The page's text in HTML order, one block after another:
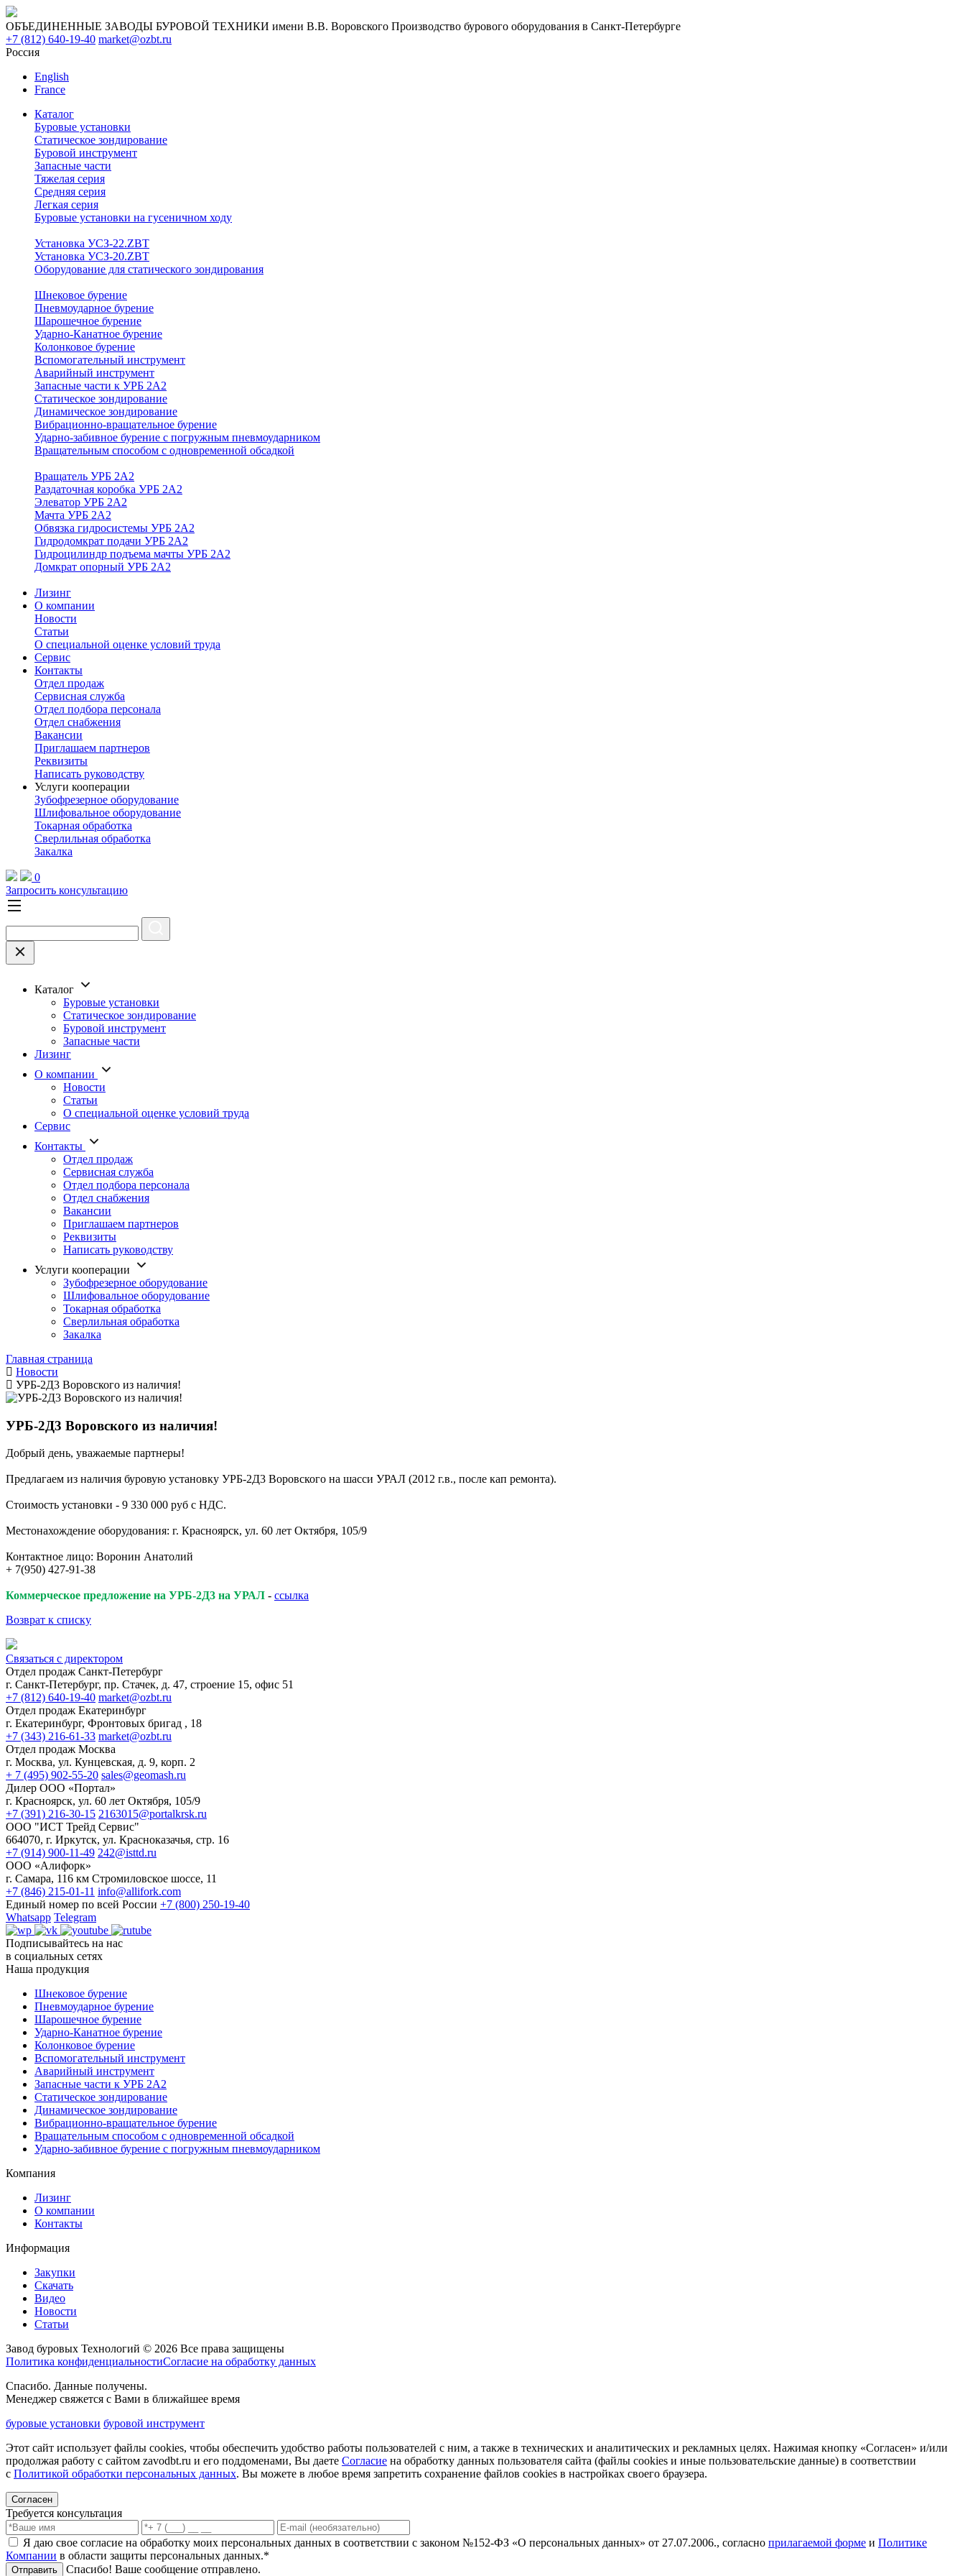
ОБЪЕДИНЕННЫЕ ЗАВОДЫ БУРОВОЙ ТЕХНИКИ имени В.В. Воровского Производство бурового оборудования в Санкт-Петербурге
+7 (812) 640-19-40 market@ozbt.ru
Россия
English
France
Каталог
Буровые установки
Статическое зондирование
Буровой инструмент
Запасные части
Тяжелая серия
Средняя серия
Легкая серия
Буровые установки на гусеничном ходу
Установка УСЗ-22.ZBT
Установка УСЗ-20.ZBT
Оборудование для статического зондирования
Шнековое бурение
Пневмоударное бурение
Шарошечное бурение
Ударно-Канатное бурение
Колонковое бурение
Вспомогательный инструмент
Аварийный инструмент
Запасные части к УРБ 2А2
Статическое зондирование
Динамическое зондирование
Вибрационно-вращательное бурение
Ударно-забивное бурение с погружным пневмоударником
Вращательным способом с одновременной обсадкой
Вращатель УРБ 2А2
Раздаточная коробка УРБ 2А2
Элеватор УРБ 2А2
Мачта УРБ 2А2
Обвязка гидросистемы УРБ 2А2
Гидродомкрат подачи УРБ 2А2
Гидроцилиндр подъема мачты УРБ 2А2
Домкрат опорный УРБ 2А2
Лизинг
О компании
Новости
Статьи
О специальной оценке условий труда
Сервис
Контакты
Отдел продаж
Сервисная служба
Отдел подбора персонала
Отдел снабжения
Вакансии
Приглашаем партнеров
Реквизиты
Написать руководству
Услуги кооперации
Зубофрезерное оборудование
Шлифовальное оборудование
Токарная обработка
Cверлильная обработка
Закалка
0
Запросить консультацию
Каталог
Буровые установки
Статическое зондирование
Буровой инструмент
Запасные части
Лизинг
О компании
Новости
Статьи
О специальной оценке условий труда
Сервис
Контакты
Отдел продаж
Сервисная служба
Отдел подбора персонала
Отдел снабжения
Вакансии
Приглашаем партнеров
Реквизиты
Написать руководству
Услуги кооперации
Зубофрезерное оборудование
Шлифовальное оборудование
Токарная обработка
Cверлильная обработка
Закалка
Главная страница
Новости
УРБ-2Д3 Воровского из наличия!
УРБ-2Д3 Воровского из наличия!
Добрый день, уважаемые партнеры!
Предлагаем из наличия буровую установку УРБ-2Д3 Воровского на шасси УРАЛ (2012 г.в., после кап ремонта).
Стоимость установки - 9 330 000 руб с НДС.
Местонахождение оборудования: г. Красноярск, ул. 60 лет Октября, 105/9
Контактное лицо: Воронин Анатолий
+ 7(950) 427-91-38
Коммерческое предложение на УРБ-2Д3 на УРАЛ - ссылка
Возврат к списку
Связаться с директором
Отдел продаж Санкт-Петербург
г. Санкт-Петербург, пр. Стачек, д. 47, строение 15, офис 51
+7 (812) 640-19-40 market@ozbt.ru
Отдел продаж Екатеринбург
г. Екатеринбург, Фронтовых бригад , 18
+7 (343) 216-61-33 market@ozbt.ru
Отдел продаж Москва
г. Москва, ул. Кунцевская, д. 9, корп. 2
+ 7 (495) 902-55-20 sales@geomash.ru
Дилер ООО «Портал»
г. Красноярск, ул. 60 лет Октября, 105/9
+7 (391) 216-30-15 2163015@portalkrsk.ru
ООО "ИСТ Трейд Сервис"
664070, г. Иркутск, ул. Красноказачья, стр. 16
+7 (914) 900-11-49 242@isttd.ru
ООО «Алифорк»
г. Самара, 116 км Стромиловское шоссе, 11
+7 (846) 215-01-11 info@allifork.com
Единый номер по всей России +7 (800) 250-19-40
Whatsapp Telegram
Подписывайтесь на нас
в социальных сетях
Наша продукция
Шнековое бурение
Пневмоударное бурение
Шарошечное бурение
Ударно-Канатное бурение
Колонковое бурение
Вспомогательный инструмент
Аварийный инструмент
Запасные части к УРБ 2А2
Статическое зондирование
Динамическое зондирование
Вибрационно-вращательное бурение
Вращательным способом с одновременной обсадкой
Ударно-забивное бурение с погружным пневмоударником
Компания
Лизинг
О компании
Контакты
Информация
Закупки
Скачать
Видео
Новости
Статьи
Завод буровых Технологий © 2026 Все права защищены
Политика конфиденциальностиСогласие на обработку данных
Спасибо. Данные получены.
Менеджер свяжется с Вами в ближайшее время
буровые установки буровой инструмент
Этот сайт использует файлы cookies, чтобы обеспечить удобство работы пользователей с ним, а также в технических и аналитических и рекламных целях. Нажимая кнопку «Согласен» и/или
продолжая работу с сайтом zavodbt.ru и его поддоменами, Вы даете Согласие на обработку данных пользователя сайта (файлы cookies и иные пользовательские данные) в соответствии
с Политикой обработки персональных данных. Вы можете в любое время запретить сохранение файлов cookies в настройках своего браузера.
Согласен
Требуется консультация
Я даю свое согласие на обработку моих персональных данных в соответствии с законом №152-ФЗ «О персональных данных» от 27.07.2006., согласно прилагаемой форме и Политике
Компании в области защиты персональных данных.*
Отправить Спасибо! Ваше сообщение отправлено.